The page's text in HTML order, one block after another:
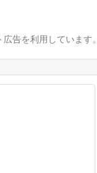
告を利用しています。